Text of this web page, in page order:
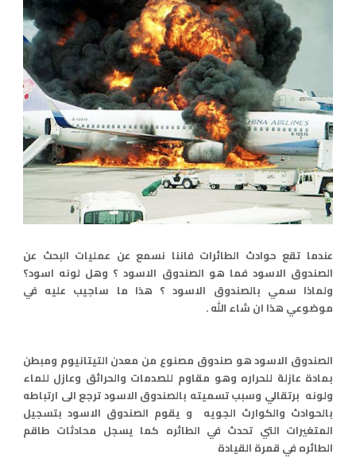
عندما تقع حوادث الطائرات فاننا نسمع عن عمليات البحث عن
الصندوق الاسود فما هو الصندوق الاسود ؟ وهل لونه اسود؟
ولماذا سمي بالصندوق الاسود ؟ هذا ما ساجيب عليه في
موضوعي هذا ان شاء الله .
الصندوق الاسود هو صندوق مصنوع من معدن التيتانيوم ومبطن
بمادة عازلة للحراره وهو مقاوم للصدمات والحرائق وعازل للماء
ولونه برتقالي وسبب تسميته بالصندوق الاسود ترجع الى ارتباطه
بالحوادث والكوارث الجويه و يقوم الصندوق الاسود بتسجيل
المتغيرات التي تحدث في الطائره كما يسجل محادثات طاقم
الطائره في قمرة القيادة